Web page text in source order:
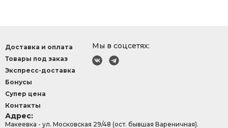
Мы в соцсетях:
Доставка и оплата
Товары под заказ
Экспресс-доставка
Бонусы
Супер цена
Контакты
Адрес:
Макеевка - ул. Московская 29/48 (ост. бывшая Вареничная).